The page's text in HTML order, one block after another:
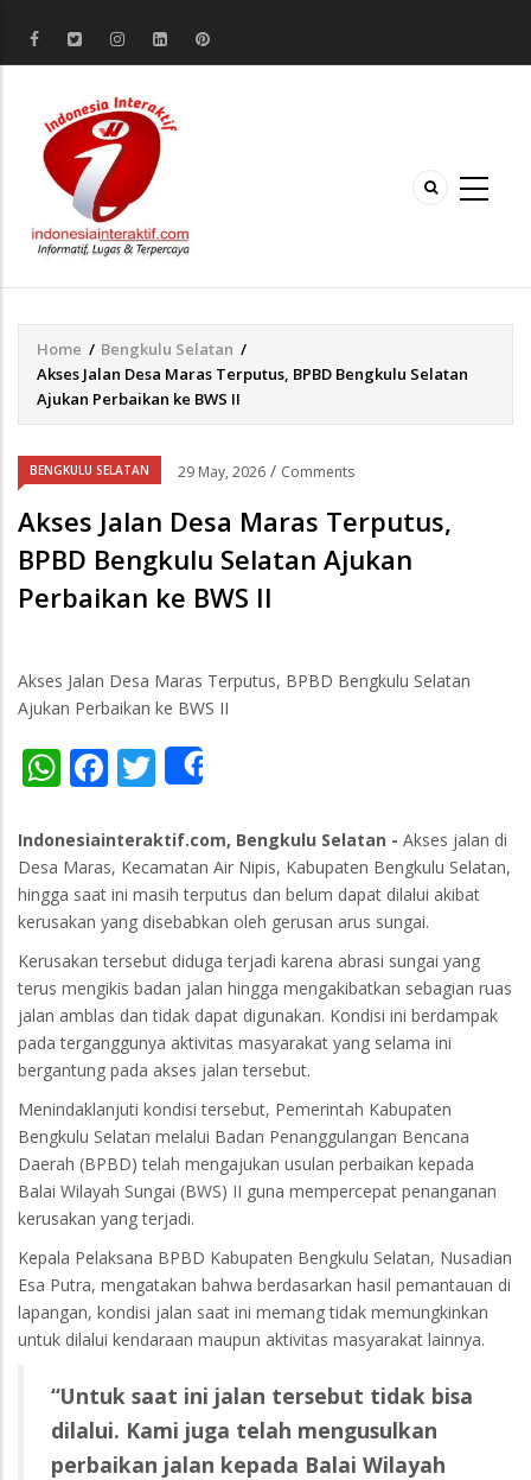
Breadcrumb
Home / Bengkulu Selatan /
Akses Jalan Desa Maras Terputus, BPBD Bengkulu Selatan
Ajukan Perbaikan ke BWS II
BENGKULU SELATAN 29 May, 2026 / Comments
Akses Jalan Desa Maras Terputus,
BPBD Bengkulu Selatan Ajukan
Perbaikan ke BWS II
Akses Jalan Desa Maras Terputus, BPBD Bengkulu Selatan
Ajukan Perbaikan ke BWS II
WhatsApp
Facebook
Twitter
Indonesiainteraktif.com, Bengkulu Selatan - Akses jalan di
Desa Maras, Kecamatan Air Nipis, Kabupaten Bengkulu Selatan,
hingga saat ini masih terputus dan belum dapat dilalui akibat
kerusakan yang disebabkan oleh gerusan arus sungai.
Kerusakan tersebut diduga terjadi karena abrasi sungai yang
terus mengikis badan jalan hingga mengakibatkan sebagian ruas
jalan amblas dan tidak dapat digunakan. Kondisi ini berdampak
pada terganggunya aktivitas masyarakat yang selama ini
bergantung pada akses jalan tersebut.
Menindaklanjuti kondisi tersebut, Pemerintah Kabupaten
Bengkulu Selatan melalui Badan Penanggulangan Bencana
Daerah (BPBD) telah mengajukan usulan perbaikan kepada
Balai Wilayah Sungai (BWS) II guna mempercepat penanganan
kerusakan yang terjadi.
Kepala Pelaksana BPBD Kabupaten Bengkulu Selatan, Nusadian
Esa Putra, mengatakan bahwa berdasarkan hasil pemantauan di
lapangan, kondisi jalan saat ini memang tidak memungkinkan
untuk dilalui kendaraan maupun aktivitas masyarakat lainnya.
“Untuk saat ini jalan tersebut tidak bisa
dilalui. Kami juga telah mengusulkan
perbaikan jalan kepada Balai Wilayah